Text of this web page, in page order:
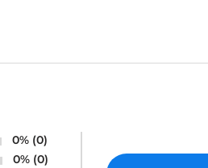
0% (0)
0% (0)